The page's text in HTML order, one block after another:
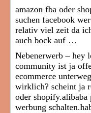
amazon fba oder
suchen facebook
relativ viel zeit da
auch bock auf …
Nebenerwerb – hey
community ist ja
ecommerce
wirklich? scheint ja
oder shopify.alibaba
werbung